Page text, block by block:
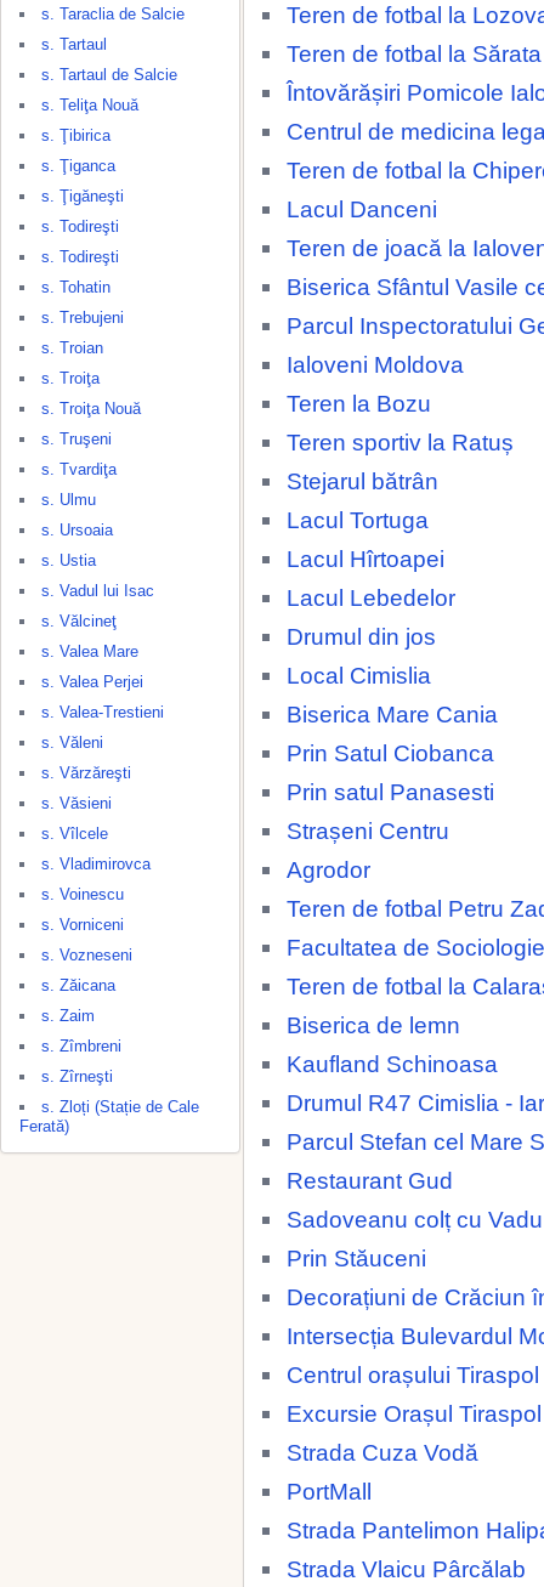
s. Taraclia de Salcie
s. Tartaul
s. Tartaul de Salcie
s. Teliţa Nouă
s. Ţibirica
s. Ţiganca
s. Ţigăneşti
s. Todireşti
s. Todireşti
s. Tohatin
s. Trebujeni
s. Troian
s. Troiţa
s. Troiţa Nouă
s. Truşeni
s. Tvardiţa
s. Ulmu
s. Ursoaia
s. Ustia
s. Vadul lui Isac
s. Vălcineţ
s. Valea Mare
s. Valea Perjei
s. Valea-Trestieni
s. Văleni
s. Vărzăreşti
s. Văsieni
s. Vîlcele
s. Vladimirovca
s. Voinescu
s. Vorniceni
s. Vozneseni
s. Zăicana
s. Zaim
s. Zîmbreni
s. Zîrneşti
s. Zloți (Stație de Cale
Ferată)
Teren de fotbal la
Teren de fotbal la
Întovărășiri Pomicole
Centrul de medicina
Teren de fotbal la
Lacul Danceni
Teren de joacă la
Biserica Sfântul Vasile
Parcul Inspectoratului
Ialoveni Moldova
Teren la Bozu
Teren sportiv la Ratuș
Stejarul bătrân
Lacul Tortuga
Lacul Hîrtoapei
Lacul Lebedelor
Drumul din jos
Local Cimislia
Biserica Mare Cania
Prin Satul Ciobanca
Prin satul Panasesti
Strașeni Centru
Agrodor
Teren de fotbal Petru
Facultatea de
Teren de fotbal la
Biserica de lemn
Kaufland Schinoasa
Drumul R47 Cimislia -
Parcul Stefan cel Mare
Restaurant Gud
Sadoveanu colț cu
Prin Stăuceni
Decorațiuni de Crăciun
Intersecția Bulevardul
Centrul orașului Tiraspol
Excursie Orașul Tiraspol
Strada Cuza Vodă
PortMall
Strada Pantelimon
Strada Vlaicu Pârcălab